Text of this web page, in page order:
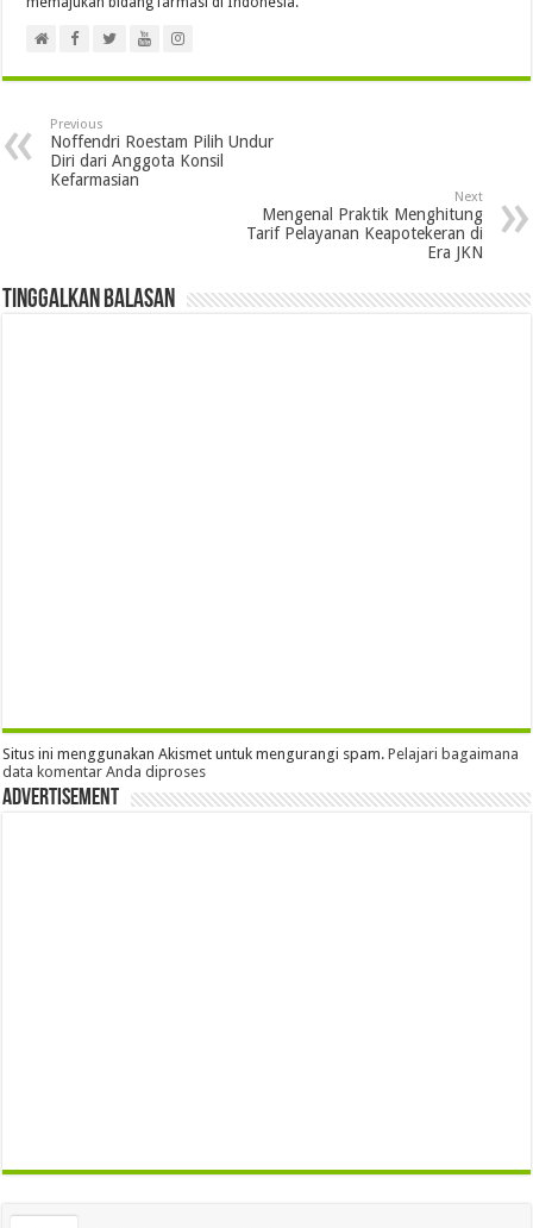
Previous
Noffendri Roestam Pilih Undur
Diri dari Anggota Konsil
Kefarmasian
Next
Mengenal Praktik Menghitung
Tarif Pelayanan Keapotekeran di
Era JKN
Tinggalkan Balasan
Situs ini menggunakan Akismet untuk mengurangi spam.Pelajari bagaimana
data komentar Anda diproses
Advertisement